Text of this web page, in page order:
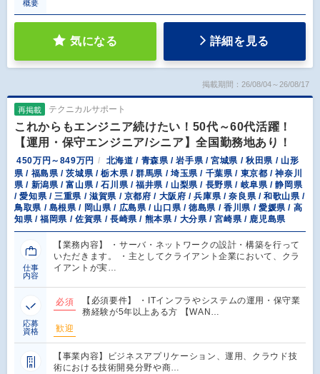
概要
気になる 詳細を見る
掲載期間：26/08/04～26/08/17
再掲載 テクニカルサポート
これからもエンジニア続けたい！50代～60代活躍！
【運用・保守エンジニア/シニア】全国勤務地あり！
450万円～849万円
北海道 / 青森県 / 岩手県 / 宮城県 / 秋田県 / 山形
県 / 福島県 / 茨城県 / 栃木県 / 群馬県 / 埼玉県 / 千葉県 / 東京都 / 神奈川
県 / 新潟県 / 富山県 / 石川県 / 福井県 / 山梨県 / 長野県 / 岐阜県 / 静岡県
/ 愛知県 / 三重県 / 滋賀県 / 京都府 / 大阪府 / 兵庫県 / 奈良県 / 和歌山県 /
鳥取県 / 島根県 / 岡山県 / 広島県 / 山口県 / 徳島県 / 香川県 / 愛媛県 / 高
知県 / 福岡県 / 佐賀県 / 長崎県 / 熊本県 / 大分県 / 宮崎県 / 鹿児島県
仕事
内容
【業務内容】 ・サーバ・ネットワークの設計・構築を行って
いただきます。 ・主としてクライアント企業において、クラ
イアントが実…
応募
資格
必須
【必須要件】 ・ITインフラやシステムの運用・保守業
務経験が5年以上ある方 【WAN…
歓迎
【事業内容】ビジネスアプリケーション、運用、クラウド技
術における技術開発分野や商…